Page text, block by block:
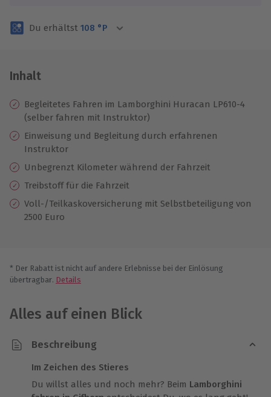
Du erhältst 108 °P
Inhalt
Begleitetes Fahren im Lamborghini Huracan LP610-4
(selber fahren mit Instruktor)
Einweisung und Begleitung durch erfahrenen
Instruktor
Unbegrenzt Kilometer während der Fahrzeit
Treibstoff für die Fahrzeit
Voll-/Teilkaskoversicherung mit Selbstbeteiligung von
2500 Euro
* Der Rabatt ist nicht auf andere Erlebnisse bei der Einlösung
übertragbar. Details
Alles auf einen Blick
Beschreibung
Im Zeichen des Stieres
Du willst alles und noch mehr? Beim Lamborghini